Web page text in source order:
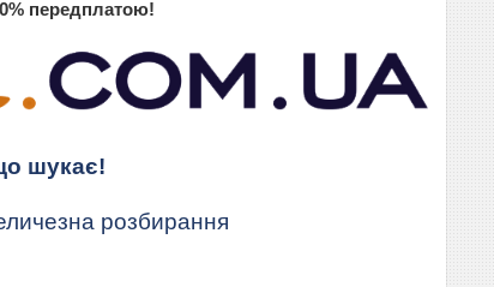
передплатою!
шукає!
розбирання